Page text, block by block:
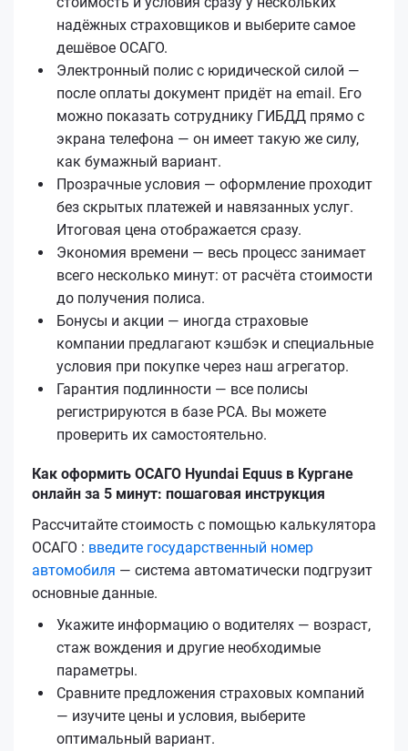
надёжных страховщиков и выберите самое
дешёвое ОСАГО.
Электронный полис с юридической силой —
после оплаты документ придёт на email. Его
можно показать сотруднику ГИБДД прямо с
экрана телефона — он имеет такую же силу,
как бумажный вариант.
Прозрачные условия — оформление проходит
без скрытых платежей и навязанных услуг.
Итоговая цена отображается сразу.
Экономия времени — весь процесс занимает
всего несколько минут: от расчёта стоимости
до получения полиса.
Бонусы и акции — иногда страховые
компании предлагают кэшбэк и специальные
условия при покупке через наш агрегатор.
Гарантия подлинности — все полисы
регистрируются в базе РСА. Вы можете
проверить их самостоятельно.
Как оформить ОСАГО Hyundai Equus в Кургане
онлайн за 5 минут: пошаговая инструкция
Рассчитайте стоимость с помощью калькулятора
ОСАГО : введите государственный номер
автомобиля — система автоматически подгрузит
основные данные.
Укажите информацию о водителях — возраст,
стаж вождения и другие необходимые
параметры.
Сравните предложения страховых компаний
— изучите цены и условия, выберите
оптимальный вариант.